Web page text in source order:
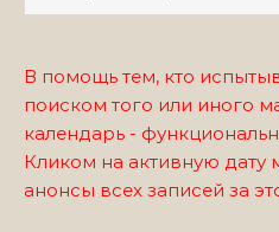
В помощь тем, кто
поиском того или иного
календарь -
Кликом на активную дату
анонсы всех записей за